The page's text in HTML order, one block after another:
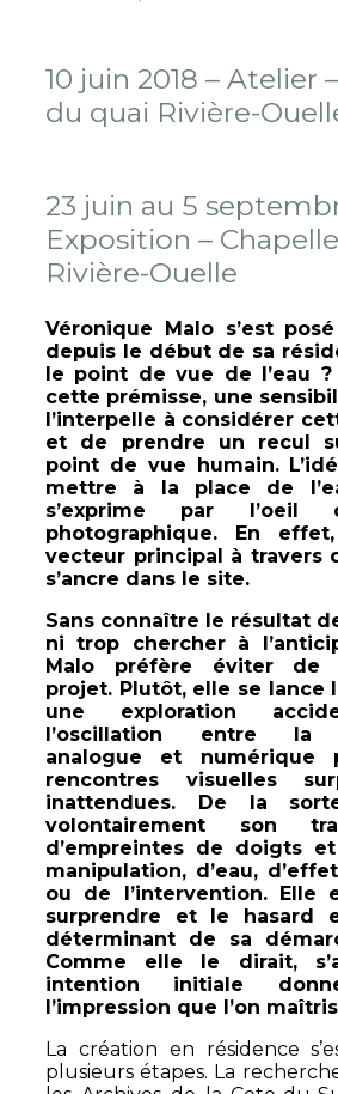
10 juin 2018 – Atelier
du quai Rivière-
23 juin au 5
Exposition –
Rivière-Ouelle
Véronique Malo s’est
depuis le début de sa
le point de vue de l’eau
cette prémisse, une
l’interpelle à considérer
et de prendre un recul
point de vue humain.
mettre à la place de
s’exprime par l’oeil
photographique. En
vecteur principal à travers
s’ancre dans le site.
Sans connaître le résultat
ni trop chercher à
Malo préfère éviter de
projet. Plutôt, elle se lance
une exploration
l’oscillation entre la
analogue et numérique
rencontres visuelles
inattendues. De la
volontairement son
d’empreintes de doigts
manipulation, d’eau,
ou de l’intervention. Elle
surprendre et le hasard
déterminant de sa
Comme elle le dirait,
intention initiale
l’impression que l’on
La création en résidence
plusieurs étapes. La